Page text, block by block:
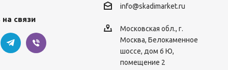
связи
info@skadimarket.ru
Московская обл., г.
Москва, Белокаменное
шоссе, дом 6 Ю,
помещение 2